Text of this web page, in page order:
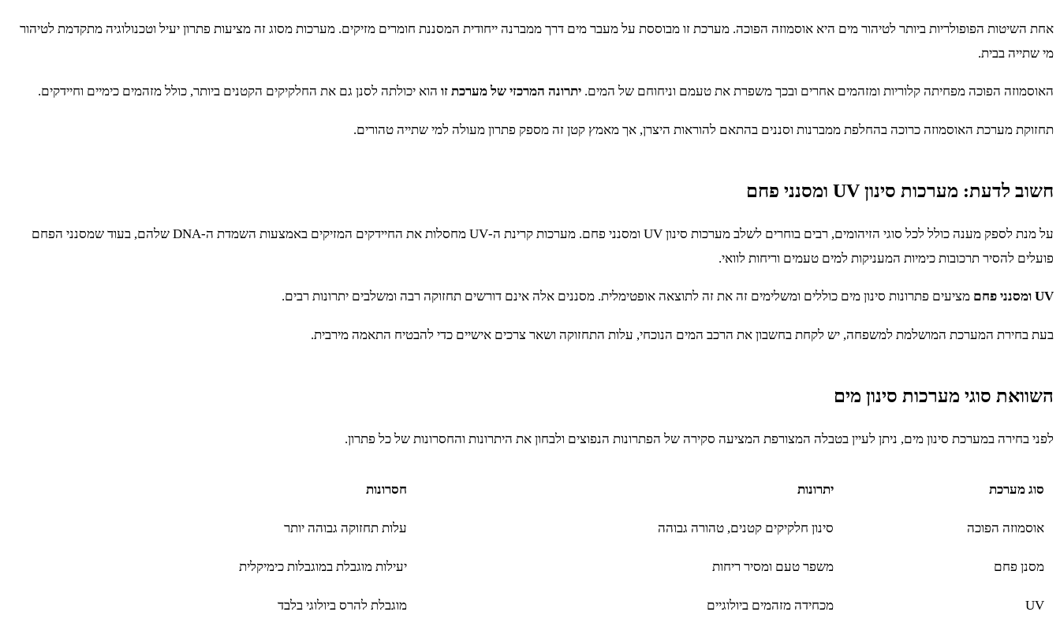
אחת השיטות הפופולריות ביותר לטיהור מים היא אוסמוזה הפוכה. מערכת זו מבוססת על מעבר מים דרך ממברנה ייחודית המסננת חומרים מזיקים. מערכות מסוג זה מציעות פתרון יעיל וטכנולוגיה מתקדמת לטיהור
מי שתייה בבית.
האוסמוזה הפוכה מפחיתה קלוריות ומזהמים אחרים ובכך משפרת את טעמם וניחוחם של המים. יתרונה המרכזי של מערכת זו הוא יכולתה לסנן גם את החלקיקים הקטנים ביותר, כולל מזהמים כימיים וחיידקים.
תחזוקת מערכת האוסמוזה כרוכה בהחלפת ממברנות וסננים בהתאם להוראות היצרן, אך מאמץ קטן זה מספק פתרון מעולה למי שתייה טהורים.
חשוב לדעת: מערכות סינון UV ומסנני פחם
על מנת לספק מענה כולל לכל סוגי הזיהומים, רבים בוחרים לשלב מערכות סינון UV ומסנני פחם. מערכות קרינת ה-UV מחסלות את החיידקים המזיקים באמצעות השמדת ה-DNA שלהם, בעוד שמסנני הפחם
פועלים להסיר תרכובות כימיות המעניקות למים טעמים וריחות לוואי.
UV ומסנני פחם מציעים פתרונות סינון מים כוללים ומשלימים זה את זה לתוצאה אופטימלית. מסננים אלה אינם דורשים תחזוקה רבה ומשלבים יתרונות רבים.
בעת בחירת המערכת המושלמת למשפחה, יש לקחת בחשבון את הרכב המים הנוכחי, עלות התחזוקה ושאר צרכים אישיים כדי להבטיח התאמה מירבית.
השוואת סוגי מערכות סינון מים
לפני בחירה במערכת סינון מים, ניתן לעיין בטבלה המצורפת המציעה סקירה של הפתרונות הנפוצים ולבחון את היתרונות והחסרונות של כל פתרון.
סוג מערכת יתרונות חסרונות
אוסמוזה הפוכה סינון חלקיקים קטנים, טהורה גבוהה עלות תחזוקה גבוהה יותר
מסנן פחם משפר טעם ומסיר ריחות יעילות מוגבלת במוגבלות כימיקלית
UV מכחידה מזהמים ביולוגיים מוגבלת להרס ביולוגי בלבד